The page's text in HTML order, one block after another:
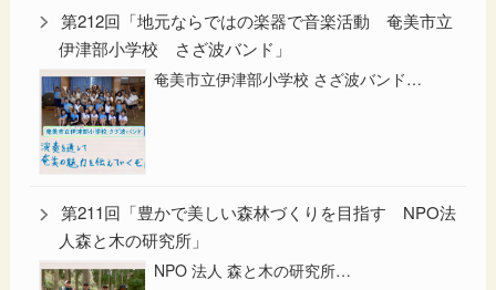
第212回「地元ならではの楽器で音楽活動 奄美市立
伊津部小学校 さざ波バンド」
奄美市立伊津部小学校 さざ波バンド…
第211回「豊かで美しい森林づくりを目指す NPO法
人森と木の研究所」
NPO 法人 森と木の研究所…